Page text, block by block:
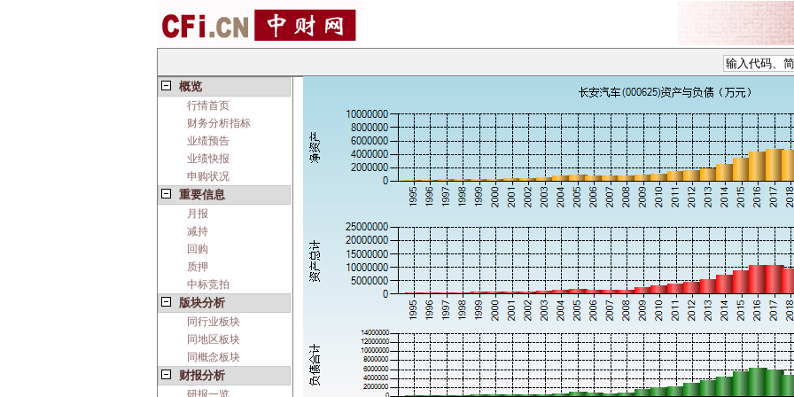
概览
行情首页
财务分析指标
业绩预告
业绩快报
申购状况
重要信息
月报
减持
回购
质押
中标竞拍
版块分析
同行业板块
同地区板块
同概念板块
财报分析
研报一览